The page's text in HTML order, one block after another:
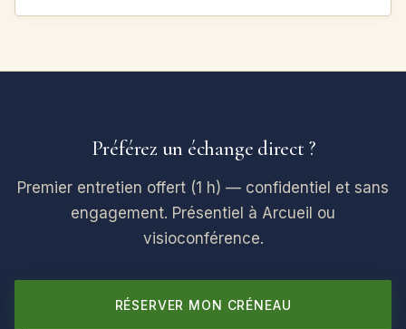
Préférez un échange direct ?
Premier entretien offert (1 h) — confidentiel et sans
engagement. Présentiel à Arcueil ou
visioconférence.
RÉSERVER MON CRÉNEAU